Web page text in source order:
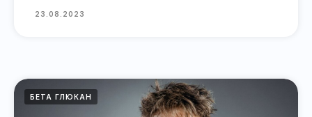
23.08.2023
БЕТА ГЛЮКАН